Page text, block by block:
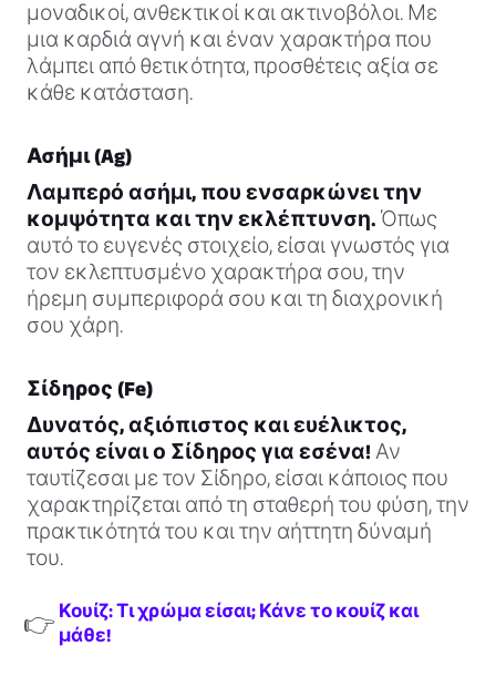
μοναδικοί, ανθεκτικοί και ακτινοβόλοι. Με
μια καρδιά αγνή και έναν χαρακτήρα που
λάμπει από θετικότητα, προσθέτεις αξία σε
κάθε κατάσταση.
Ασήμι (Ag)
Λαμπερό ασήμι, που ενσαρκώνει την
κομψότητα και την εκλέπτυνση. Όπως
αυτό το ευγενές στοιχείο, είσαι γνωστός για
τον εκλεπτυσμένο χαρακτήρα σου, την
ήρεμη συμπεριφορά σου και τη διαχρονική
σου χάρη.
Σίδηρος (Fe)
Δυνατός, αξιόπιστος και ευέλικτος,
αυτός είναι ο Σίδηρος για εσένα! Αν
ταυτίζεσαι με τον Σίδηρο, είσαι κάποιος που
χαρακτηρίζεται από τη σταθερή του φύση, την
πρακτικότητά του και την αήττητη δύναμή
του.
👉 Κουίζ: Τι χρώμα είσαι; Κάνε το κουίζ και
μάθε!